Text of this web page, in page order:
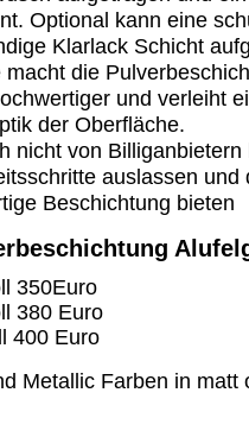
Optional kann eine
Klarlack Schicht
die
und verleiht
der Oberfläche.
nicht von Billiganbietern
auslassen und
Beschichtung bieten
350Euro
380 Euro
400 Euro
Metallic Farben in matt